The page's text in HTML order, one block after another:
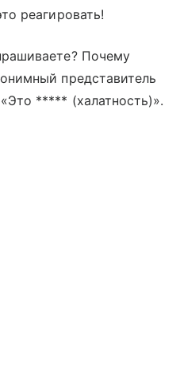
реагировать!
Почему
представитель
***** (халатность)».